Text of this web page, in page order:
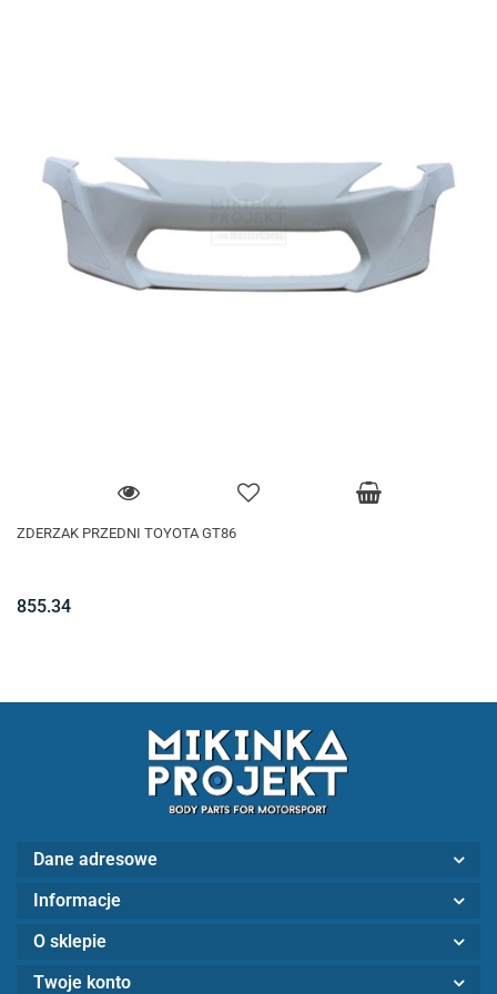
ZDERZAK PRZEDNI TOYOTA GT86
855.34
Dane adresowe
Informacje
O sklepie
Twoje konto